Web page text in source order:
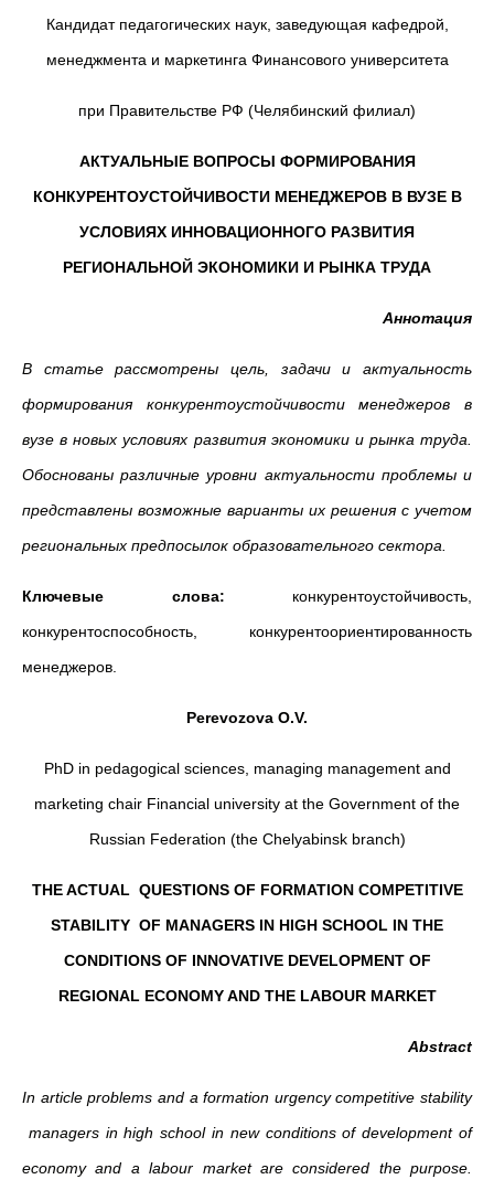
Кандидат педагогических наук, заведующая кафедрой,
менеджмента и маркетинга Финансового университета
при Правительстве РФ (Челябинский филиал)
АКТУАЛЬНЫЕ ВОПРОСЫ ФОРМИРОВАНИЯ
КОНКУРЕНТОУСТОЙЧИВОСТИ МЕНЕДЖЕРОВ В ВУЗЕ В
УСЛОВИЯХ ИННОВАЦИОННОГО РАЗВИТИЯ
РЕГИОНАЛЬНОЙ ЭКОНОМИКИ И РЫНКА ТРУДА
Аннотация
В статье рассмотрены цель, задачи и актуальность
формирования конкурентоустойчивости менеджеров в
вузе в новых условиях развития экономики и рынка труда.
Обоснованы различные уровни актуальности проблемы и
представлены возможные варианты их решения с учетом
региональных предпосылок образовательного сектора.
Ключевые слова: конкурентоустойчивость,
конкурентоспособность, конкурентоориентированность
менеджеров.
Perevozova O.V.
PhD in pedagogical sciences, managing management and
marketing chair Financial university at the Government of the
Russian Federation (the Chelyabinsk branch)
THE ACTUAL QUESTIONS OF FORMATION COMPETITIVE
STABILITY OF MANAGERS IN HIGH SCHOOL IN THE
CONDITIONS OF INNOVATIVE DEVELOPMENT OF
REGIONAL ECONOMY AND THE LABOUR MARKET
Abstract
In article problems and a formation urgency competitive stability
managers in high school in new conditions of development of
economy and a labour market are considered the purpose.